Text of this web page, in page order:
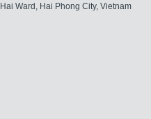
Ward, Hai Phong City, Vietnam